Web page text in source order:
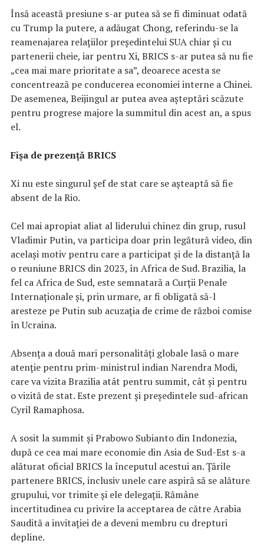
Însă această presiune s-ar putea să se fi diminuat odată
cu Trump la putere, a adăugat Chong, referindu-se la
reamenajarea relațiilor președintelui SUA chiar și cu
partenerii cheie, iar pentru Xi, BRICS s-ar putea să nu fie
„cea mai mare prioritate a sa”, deoarece acesta se
concentrează pe conducerea economiei interne a Chinei.
De asemenea, Beijingul ar putea avea așteptări scăzute
pentru progrese majore la summitul din acest an, a spus
el.
Fișa de prezență BRICS
Xi nu este singurul șef de stat care se așteaptă să fie
absent de la Rio.
Cel mai apropiat aliat al liderului chinez din grup, rusul
Vladimir Putin, va participa doar prin legătură video, din
același motiv pentru care a participat și de la distanță la
o reuniune BRICS din 2023, în Africa de Sud. Brazilia, la
fel ca Africa de Sud, este semnatară a Curții Penale
Internaționale și, prin urmare, ar fi obligată să-l
aresteze pe Putin sub acuzația de crime de război comise
în Ucraina.
Absența a două mari personalități globale lasă o mare
atenție pentru prim-ministrul indian Narendra Modi,
care va vizita Brazilia atât pentru summit, cât și pentru
o vizită de stat. Este prezent și președintele sud-african
Cyril Ramaphosa.
A sosit la summit şi Prabowo Subianto din Indonezia,
după ce cea mai mare economie din Asia de Sud-Est s-a
alăturat oficial BRICS la începutul acestui an. Țările
partenere BRICS, inclusiv unele care aspiră să se alăture
grupului, vor trimite și ele delegații. Rămâne
incertitudinea cu privire la acceptarea de către Arabia
Saudită a invitației de a deveni membru cu drepturi
depline.